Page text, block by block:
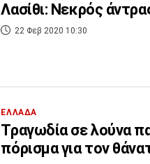
Λασίθι: Νεκρός
22 Φεβ 2020 10:30
ΕΛΛΑΔΑ
Τραγωδία σε λούνα
πόρισμα για τον